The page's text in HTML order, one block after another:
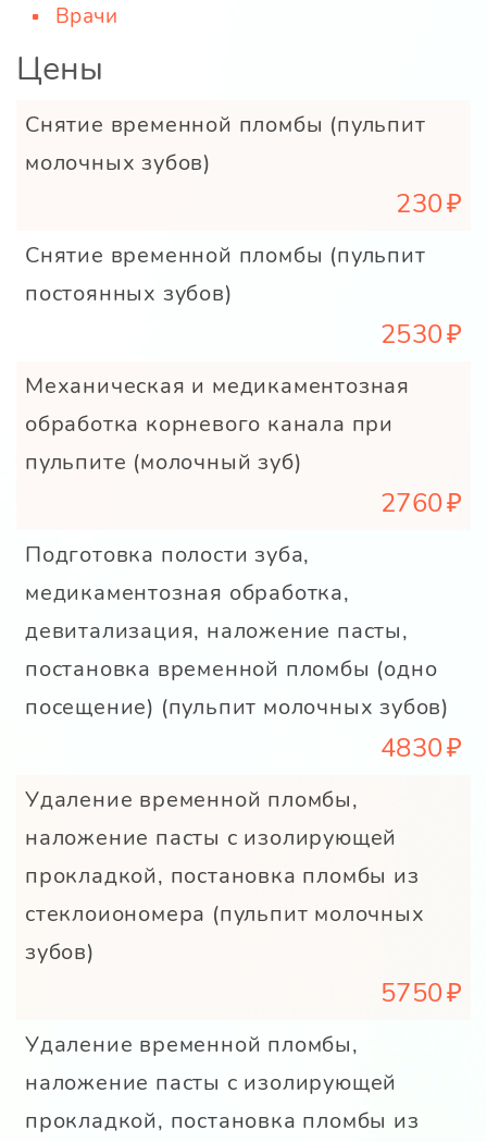
Врачи
Цены
Снятие временной пломбы (пульпит
молочных зубов)
230
Снятие временной пломбы (пульпит
постоянных зубов)
2530
Механическая и медикаментозная
обработка корневого канала при
пульпите (молочный зуб)
2760
Подготовка полости зуба,
медикаментозная обработка,
девитализация, наложение пасты,
постановка временной пломбы (одно
посещение) (пульпит молочных зубов)
4830
Удаление временной пломбы,
наложение пасты с изолирующей
прокладкой, постановка пломбы из
стеклоиономера (пульпит молочных
зубов)
5750
Удаление временной пломбы,
наложение пасты с изолирующей
прокладкой, постановка пломбы из